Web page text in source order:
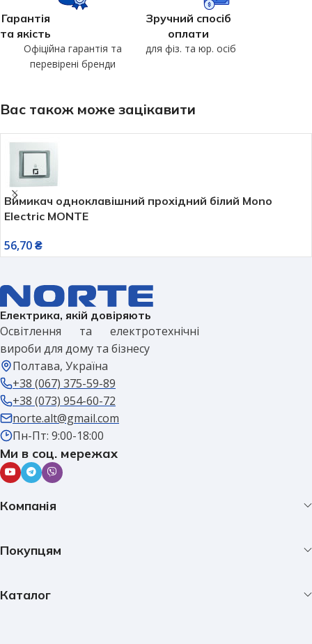
Гарантія
та якість
Офіційна гарантія та
перевірені бренди
Зручний спосіб
оплати
для фіз. та юр. осіб
Вас також може зацікавити
Вимикач одноклавішний прохідний білий Mono
Electric MONTE
56,70₴
Електрика, якій довіряють
Освітлення та електротехнічні
вироби для дому та бізнесу
Полтава, Україна
+38 (067) 375-59-89
+38 (073) 954-60-72
norte.alt@gmail.com
Пн-Пт: 9:00-18:00
Ми в соц. мережах
Компанія
Покупцям
Каталог